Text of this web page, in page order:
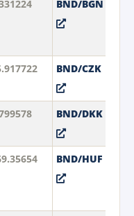
BND/BGN
BND/CZK
BND/DKK
BND/HUF